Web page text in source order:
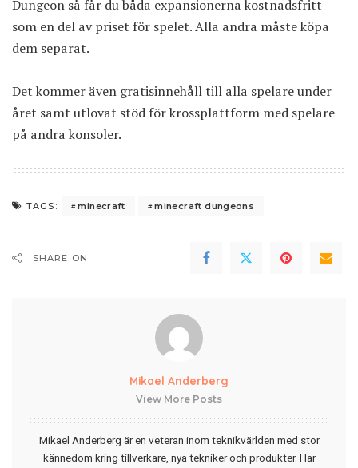
Dungeon så får du båda expansionerna kostnadsfritt
som en del av priset för spelet. Alla andra måste köpa
dem separat.
Det kommer även gratisinnehåll till alla spelare under
året samt utlovat stöd för krossplattform med spelare
på andra konsoler.
TAGS: minecraft minecraft dungeons
SHARE ON
Mikael Anderberg
View More Posts
Mikael Anderberg är en veteran inom teknikvärlden med stor
kännedom kring tillverkare, nya tekniker och produkter. Har